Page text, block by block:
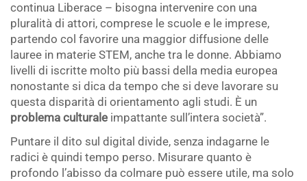
continua Liberace – bisogna intervenire con una
pluralità di attori, comprese le scuole e le imprese,
partendo col favorire una maggior diffusione delle
lauree in materie STEM, anche tra le donne. Abbiamo
livelli di iscritte molto più bassi della media europea
nonostante si dica da tempo che si deve lavorare su
questa disparità di orientamento agli studi. È un
problema culturale impattante sull’intera società”.
Puntare il dito sul digital divide, senza indagarne le
radici è quindi tempo perso. Misurare quanto è
profondo l’abisso da colmare può essere utile, ma solo